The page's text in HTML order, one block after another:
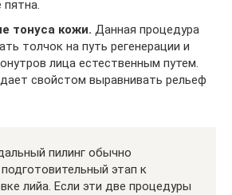
пятна.
тонуса кожи. Данная процедура
толчок на путь регенерации и
лица естественным путем.
свойстом выравнивать рельеф
пилинг обычно
этап к
лийа. Если эти две процедуры